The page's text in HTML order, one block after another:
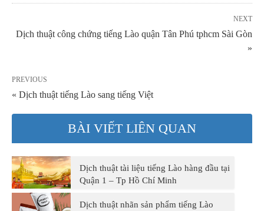
NEXT
Dịch thuật công chứng tiếng Lào quận Tân Phú tphcm Sài Gòn
»
PREVIOUS
« Dịch thuật tiếng Lào sang tiếng Việt
BÀI VIẾT LIÊN QUAN
Dịch thuật tài liệu tiếng Lào hàng đầu tại
Quận 1 – Tp Hồ Chí Minh
Dịch thuật nhãn sản phẩm tiếng Lào